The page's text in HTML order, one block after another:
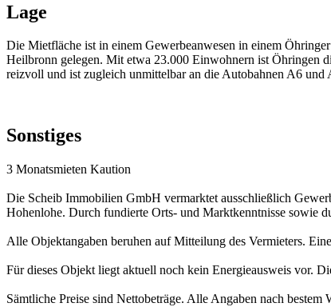
Lage
Die Mietfläche ist in einem Gewerbeanwesen in einem
Heilbronn gelegen. Mit etwa 23.000 Einwohnern ist Öhringen
reizvoll und ist zugleich unmittelbar an die Autobahnen A6 und
Sonstiges
3 Monatsmieten Kaution
Die Scheib Immobilien GmbH vermarktet ausschließlich
Hohenlohe. Durch fundierte Orts- und Marktkenntnisse sowie
Alle Objektangaben beruhen auf Mitteilung des Vermieters.
Für dieses Objekt liegt aktuell noch kein Energieausweis vor.
Sämtliche Preise sind Nettobeträge. Alle Angaben nach